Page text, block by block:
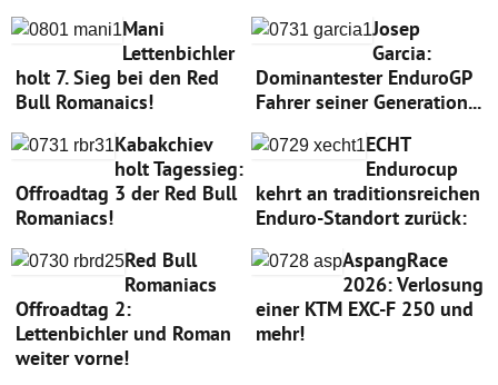
Mani
Lettenbichler
holt 7. Sieg bei den Red
Bull Romanaics!
Josep
Garcia:
Dominantester EnduroGP
Fahrer seiner Generation...
Kabakchiev
holt Tagessieg:
Offroadtag 3 der Red Bull
Romaniacs!
ECHT
Endurocup
kehrt an traditionsreichen
Enduro-Standort zurück:
Red Bull
Romaniacs
Offroadtag 2:
Lettenbichler und Roman
weiter vorne!
AspangRace
2026: Verlosung
einer KTM EXC-F 250 und
mehr!